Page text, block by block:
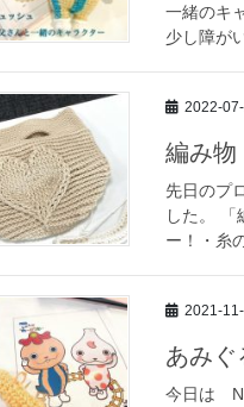
一緒のキ
少し障が
2022-
編み
先日のプ
した。
ー！・糸
2021-
あみ
今日は N